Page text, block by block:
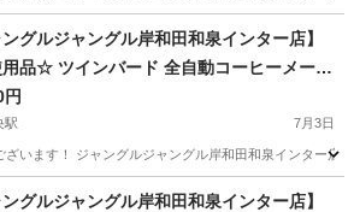
央駅 椅子 ジャングル
ングルジャングル岸和田和泉インター店】
品☆ ツインバード 全自動コーヒーメーカ
D457B 調理家電 家電 和泉市 堺市 岸和田
津市 高石市 泉北郡忠岡町
駅 7月3日
います！ ジャングルジャングル岸和田和泉インター
央駅 キッチン家電 ジャングル
ングルジャングル岸和田和泉インター店】